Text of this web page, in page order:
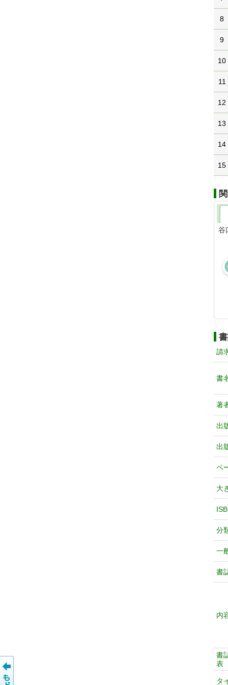
8
9
10
11
12
13
14
15
谷
請
書
著
出
出
ペ
大
分
一
書
内
書
表
タ